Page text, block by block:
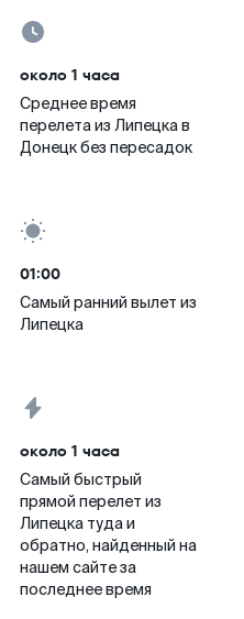
около 1 часа
Среднее время
перелета из Липецка в
Донецк без пересадок
01:00
Самый ранний вылет из
Липецка
около 1 часа
Самый быстрый
прямой перелет из
Липецка туда и
обратно, найденный на
нашем сайте за
последнее время